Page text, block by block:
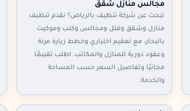
مجالس منازل شقق
تبحث عن شركة تنظيف بالرياض؟ نقدم تنظيف
منازل وشقق وفلل ومجالس وكنب وموكيت
بالبخار، مع تعقيم اختياري وخطط زيارة مرنة
وعقود دورية للمنازل والمكاتب. اطلب تقييمًا
مجانيًا وتفاصيل السعر حسب المساحة
والخدمة.